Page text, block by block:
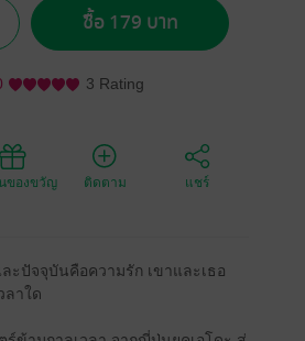
ซื้อ 179 บาท
3 Rating
ของขวัญ ติดตาม แชร์
ะปัจจุบันคือความรัก เขาและเธอ
ลาใด